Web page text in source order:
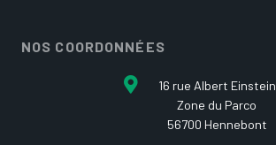
NOS COORDONNÉES
16 rue Albert Einstein
Zone du Parco
56700 Hennebont